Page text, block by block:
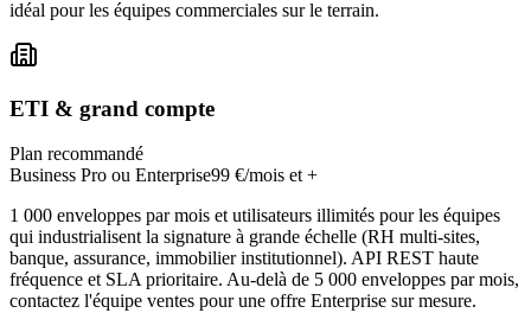
idéal pour les équipes commerciales sur le terrain.
ETI & grand compte
Plan recommandé
Business Pro ou Enterprise99 €/mois et +
1 000 enveloppes par mois et utilisateurs illimités pour les équipes
qui industrialisent la signature à grande échelle (RH multi-sites,
banque, assurance, immobilier institutionnel). API REST haute
fréquence et SLA prioritaire. Au-delà de 5 000 enveloppes par mois,
contactez l'équipe ventes pour une offre Enterprise sur mesure.